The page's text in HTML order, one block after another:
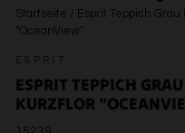
Startseite / Esprit Teppich
"OceanView"
ESPRIT
ESPRIT TEPPICH
KURZFLOR